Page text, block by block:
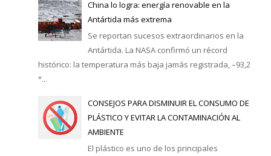
China lo logra: energía renovable en la
Antártida más extrema
Se reportan sucesos extraordinarios en la
Antártida. La NASA confirmó un récord
histórico: la temperatura más baja jamás registrada, –93,2
°...
CONSEJOS PARA DISMINUIR EL CONSUMO DE
PLÁSTICO Y EVITAR LA CONTAMINACIÓN AL
AMBIENTE
El plástico es uno de los principales